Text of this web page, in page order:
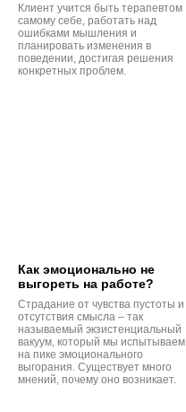
Клиент учится быть терапевтом
самому себе, работать над
ошибками мышления и
планировать изменения в
поведении, достигая решения
конкретных проблем.
Как эмоционально не
выгореть на работе?
Страдание от чувства пустоты и
отсутствия смысла – так
называемый экзистенциальный
вакуум, который мы испытываем
на пике эмоционального
выгорания. Существует много
мнений, почему оно возникает.